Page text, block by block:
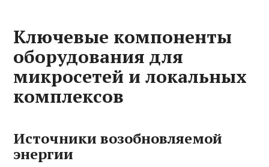
Ключевые компоненты
оборудования для
микросетей и локальных
комплексов
Источники возобновляемой
энергии